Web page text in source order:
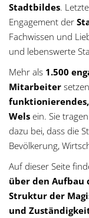
Stadtbildes.
Engagement der
Fachwissen und
und lebenswerte
Mehr als 1.500
Mitarbeiter
Wels ein. Sie
dazu bei, dass die
Bevölkerung,
Auf dieser Seite
über den
Struktur der
und